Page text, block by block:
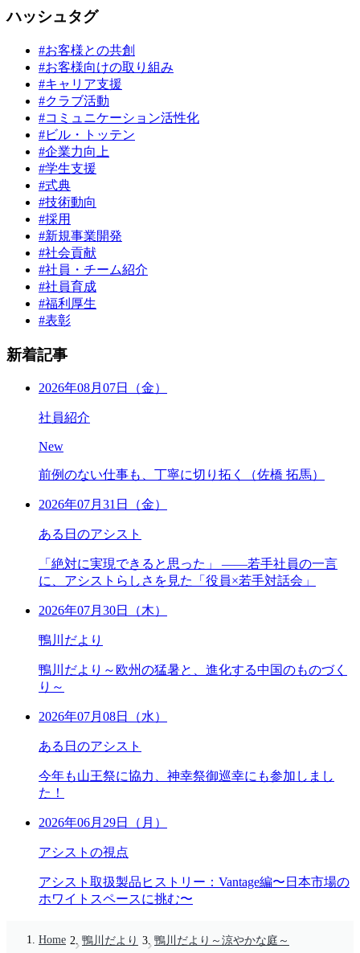
ハッシュタグ
#お客様との共創
#お客様向けの取り組み
#キャリア支援
#クラブ活動
#コミュニケーション活性化
#ビル・トッテン
#企業力向上
#学生支援
#式典
#技術動向
#採用
#新規事業開発
#社会貢献
#社員・チーム紹介
#社員育成
#福利厚生
#表彰
新着記事
2026年08月07日（金）
社員紹介
New
前例のない仕事も、丁寧に切り拓く（佐橋 拓馬）
2026年07月31日（金）
ある日のアシスト
「絶対に実現できると思った」 ――若手社員の一言
に、アシストらしさを見た「役員×若手対話会」
2026年07月30日（木）
鴨川だより
鴨川だより～欧州の猛暑と、進化する中国のものづく
り～
2026年07月08日（水）
ある日のアシスト
今年も山王祭に協力、神幸祭御巡幸にも参加しまし
た！
2026年06月29日（月）
アシストの視点
アシスト取扱製品ヒストリー：Vantage編〜日本市場の
ホワイトスペースに挑む〜
Home 鴨川だより 鴨川だより～涼やかな庭～